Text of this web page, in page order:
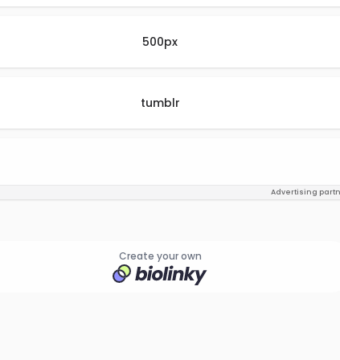
500px
tumblr
Advertising
Create your own